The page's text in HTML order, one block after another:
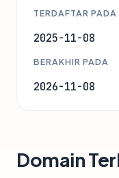
TERDAFTAR PADA
2025-11-08
BERAKHIR PADA
2026-11-08
Domain